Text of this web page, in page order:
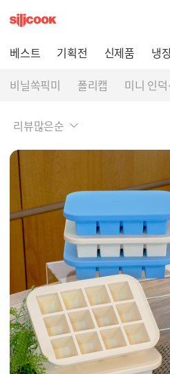
베스트 기획전 신제품 냉
비닐쏙픽미
폴리캡 미니 인덕
리뷰많은순